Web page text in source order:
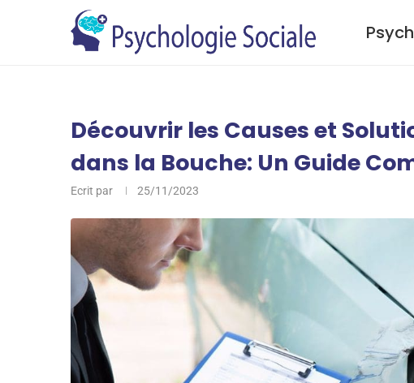
Découvrir les Causes et
dans la Bouche: Un Guide
Ecrit par 25/11/2023